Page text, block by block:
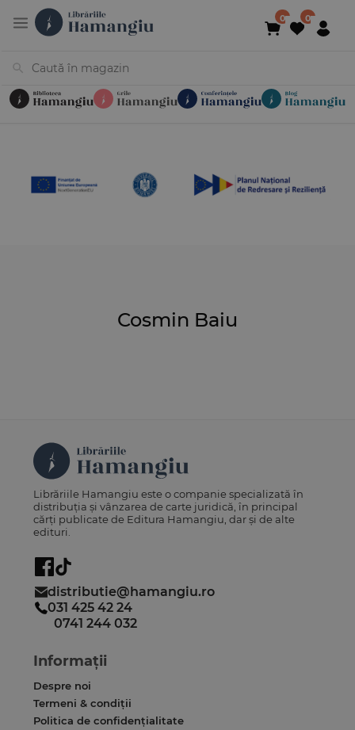
Cosmin Baiu
Librăriile Hamangiu este o companie specializată în
distribuția și vânzarea de carte juridică, în principal
cărți publicate de Editura Hamangiu, dar și de alte
edituri.
distributie@hamangiu.ro
031 425 42 24
0741 244 032
Informații
Despre noi
Termeni & condiții
Politica de confidențialitate